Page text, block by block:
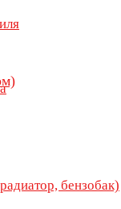
бензобак)